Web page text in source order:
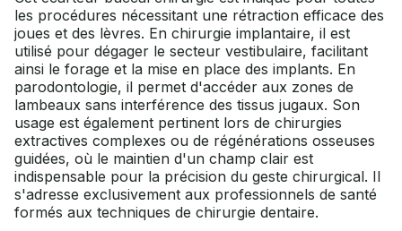
les procédures nécessitant une rétraction efficace des
joues et des lèvres. En chirurgie implantaire, il est
utilisé pour dégager le secteur vestibulaire, facilitant
ainsi le forage et la mise en place des implants. En
parodontologie, il permet d'accéder aux zones de
lambeaux sans interférence des tissus jugaux. Son
usage est également pertinent lors de chirurgies
extractives complexes ou de régénérations osseuses
guidées, où le maintien d'un champ clair est
indispensable pour la précision du geste chirurgical. Il
s'adresse exclusivement aux professionnels de santé
formés aux techniques de chirurgie dentaire.